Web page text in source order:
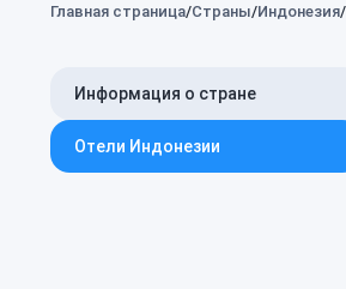
Главная страница Страны Индонезия
Информация о стране
Отели Индонезии